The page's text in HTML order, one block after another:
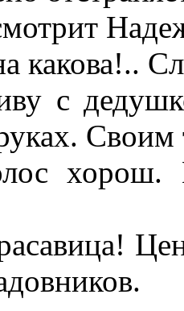
какова!..
с
хорош.